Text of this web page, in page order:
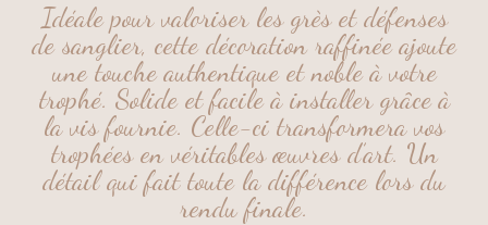
Idéale pour valoriser les grès et défenses
de sanglier, cette décoration raffinée ajoute
une touche authentique et noble à votre
trophé. Solide et facile à installer grâce à
la vis fournie. Celle-ci transformera vos
trophées en véritables œuvres d’art. Un
détail qui fait toute la différence lors du
rendu finale.